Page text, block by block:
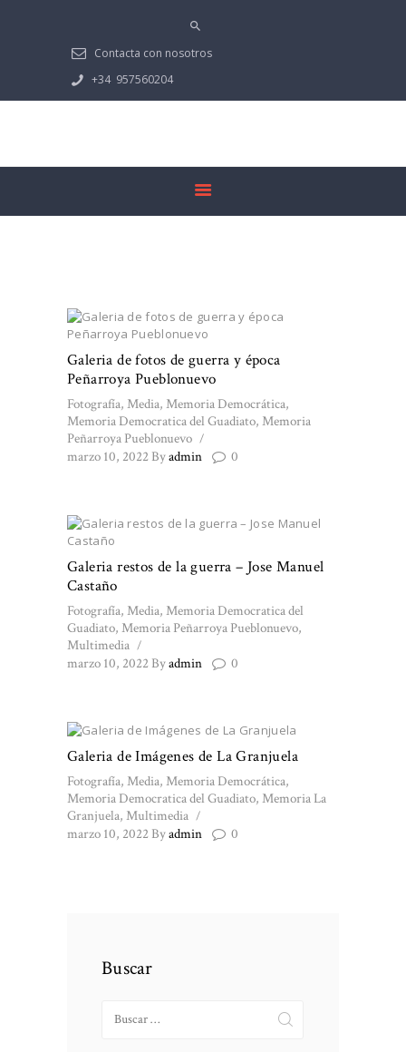
Contacta con nosotros
+34 957560204
PEÑARROYA-
PUEBLONUEVO
MULTIMEDIA
GUADIATO
DOCUMENTACIÓN
Galeria de fotos de guerra y época
Peñarroya Pueblonuevo
Fotografía, Media, Memoria Democrática,
Memoria Democratica del Guadiato, Memoria
Peñarroya Pueblonuevo
marzo 10, 2022 Byadmin 0
Galeria restos de la guerra – Jose Manuel
Castaño
Fotografía, Media, Memoria Democratica del
Guadiato, Memoria Peñarroya Pueblonuevo,
Multimedia
marzo 10, 2022 Byadmin 0
Galeria de Imágenes de La Granjuela
Fotografía, Media, Memoria Democrática,
Memoria Democratica del Guadiato, Memoria La
Granjuela, Multimedia
marzo 10, 2022 Byadmin 0
Buscar